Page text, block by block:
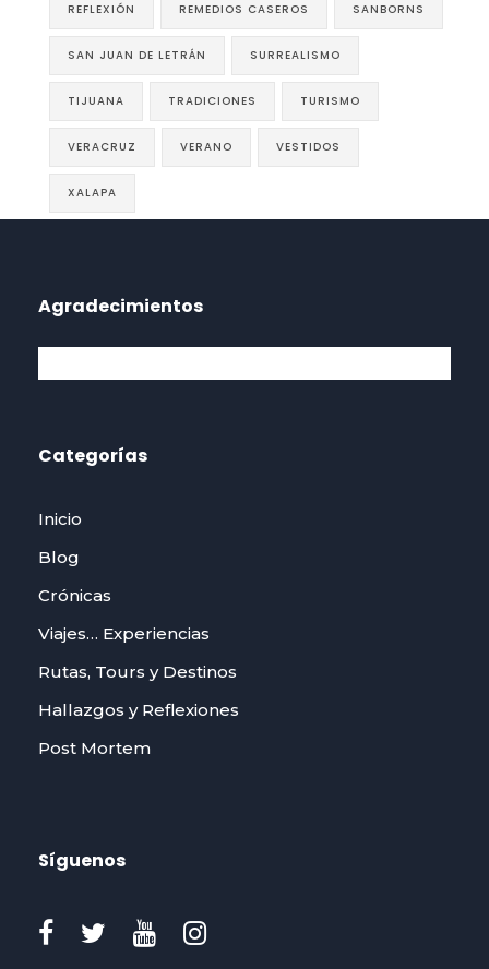
REFLEXIÓN REMEDIOS CASEROS SANBORNS
SAN JUAN DE LETRÁN SURREALISMO
TIJUANA TRADICIONES TURISMO
VERACRUZ VERANO VESTIDOS
XALAPA
Agradecimientos
Categorías
Inicio
Blog
Crónicas
Viajes… Experiencias
Rutas, Tours y Destinos
Hallazgos y Reflexiones
Post Mortem
Síguenos